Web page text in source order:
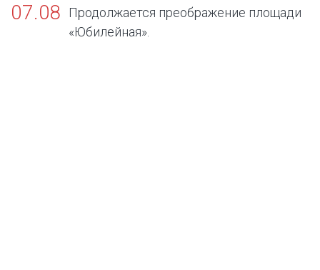
07.08
Продолжается преображение площади
«Юбилейная».